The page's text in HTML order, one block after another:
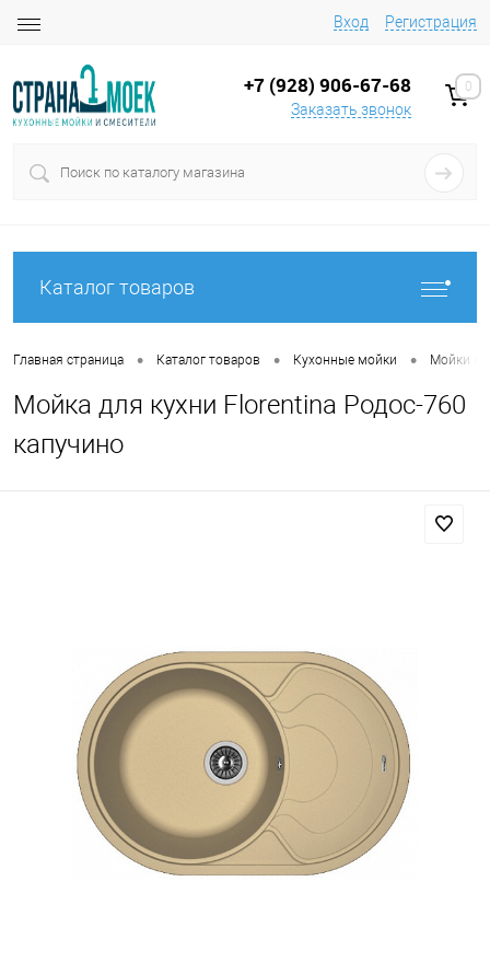
Вход Регистрация
+7 (928) 906-67-68
Заказать звонок
0
Каталог товаров
Главная страница • Каталог товаров • Кухонные мойки • Мойки на
Мойка для кухни Florentina Родос-760
капучино